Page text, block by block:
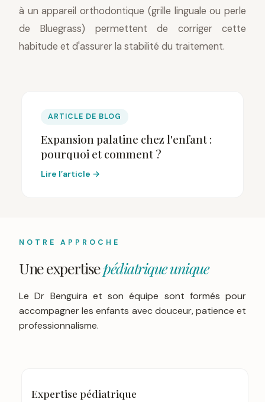
à un appareil orthodontique (grille linguale ou perle
de Bluegrass) permettent de corriger cette
habitude et d'assurer la stabilité du traitement.
ARTICLE DE BLOG
Expansion palatine chez l'enfant :
pourquoi et comment ?
Lire l’article →
NOTRE APPROCHE
Une expertisepédiatrique unique
Le Dr Benguira et son équipe sont formés pour
accompagner les enfants avec douceur, patience et
professionnalisme.
Expertise pédiatrique